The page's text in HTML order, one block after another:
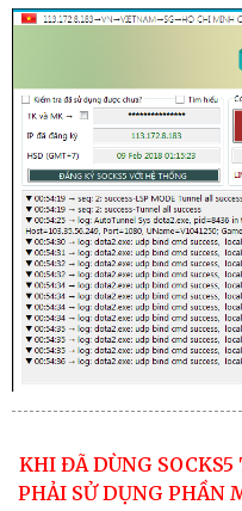
KHI ĐÃ DÙNG
PHẢI SỬ DỤNG PHẦN